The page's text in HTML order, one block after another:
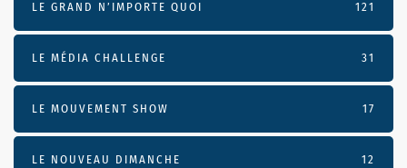
LE GRAND N’IMPORTE QUOI 121
LE MÉDIA CHALLENGE 31
LE MOUVEMENT SHOW 17
LE NOUVEAU DIMANCHE 12